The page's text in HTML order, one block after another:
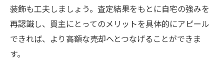
装飾も工夫しましょう。査定結果をもとに自宅の強みを
再認識し、買主にとってのメリットを具体的にアピール
できれば、より高額な売却へとつなげることができま
す。